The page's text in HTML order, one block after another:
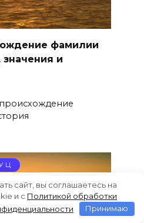
фамилии
и
Ц
сайт, вы соглашаетесь на
и c Политикой обработки
Принимаю